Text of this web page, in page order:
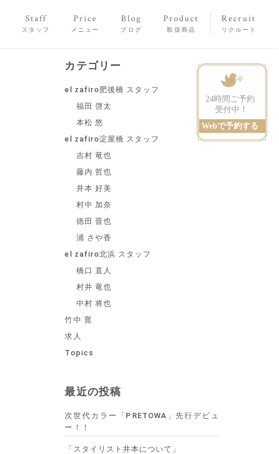
Staff
スタッフ
Price
メニュー
Blog
ブログ
Product
取扱商品
Recruit
リクルート
カテゴリー
el zafiro肥後橋 スタッフ
福田 啓太
本松 悠
el zafiro淀屋橋 スタッフ
吉村 竜也
藤内 哲也
井本 好美
村中 加奈
徳田 晋也
浦 さや香
el zafiro北浜 スタッフ
橋口 直人
村井 竜也
中村 将也
竹中 寛
求人
Topics
最近の投稿
次世代カラー「PRETOWA」先行デビュ
ー！！
「スタイリスト井本について」